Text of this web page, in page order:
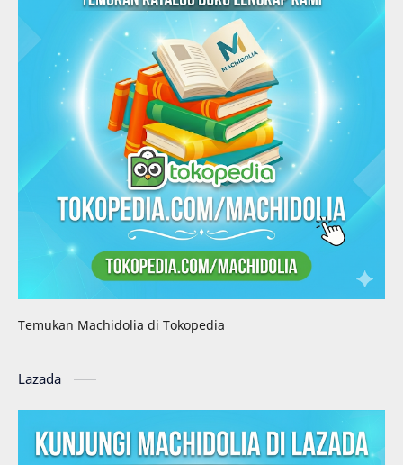
Temukan Machidolia di Tokopedia
Lazada